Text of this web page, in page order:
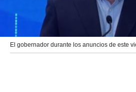
El gobernador durante los anuncios de este